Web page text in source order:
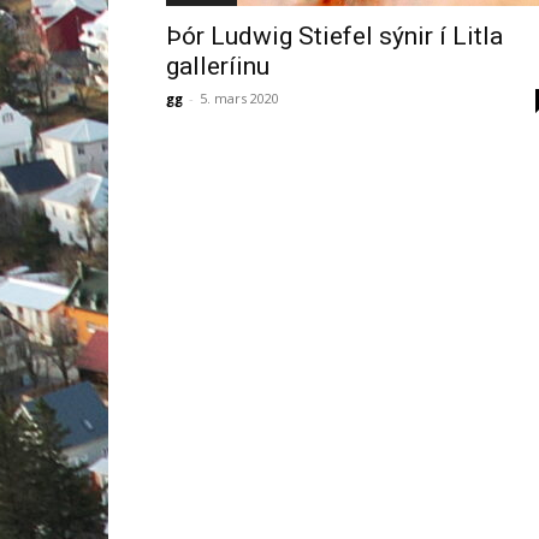
Þór Ludwig Stiefel sýnir í Litla
galleríinu
gg - 5. mars 2020